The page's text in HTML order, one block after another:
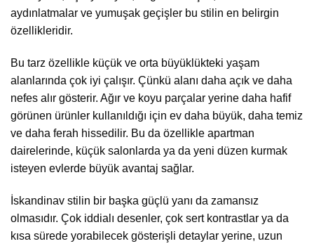
aydınlatmalar ve yumuşak geçişler bu stilin en belirgin
özellikleridir.
Bu tarz özellikle küçük ve orta büyüklükteki yaşam
alanlarında çok iyi çalışır. Çünkü alanı daha açık ve daha
nefes alır gösterir. Ağır ve koyu parçalar yerine daha hafif
görünen ürünler kullanıldığı için ev daha büyük, daha temiz
ve daha ferah hissedilir. Bu da özellikle apartman
dairelerinde, küçük salonlarda ya da yeni düzen kurmak
isteyen evlerde büyük avantaj sağlar.
İskandinav stilin bir başka güçlü yanı da zamansız
olmasıdır. Çok iddialı desenler, çok sert kontrastlar ya da
kısa sürede yorabilecek gösterişli detaylar yerine, uzun